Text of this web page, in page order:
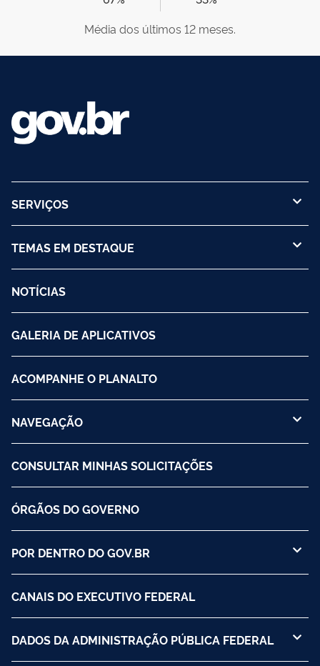
Média dos últimos 12 meses.
SERVIÇOS
TEMAS EM DESTAQUE
NOTÍCIAS
GALERIA DE APLICATIVOS
ACOMPANHE O PLANALTO
NAVEGAÇÃO
CONSULTAR MINHAS SOLICITAÇÕES
ÓRGÃOS DO GOVERNO
POR DENTRO DO GOV.BR
CANAIS DO EXECUTIVO FEDERAL
DADOS DA ADMINISTRAÇÃO PÚBLICA FEDERAL